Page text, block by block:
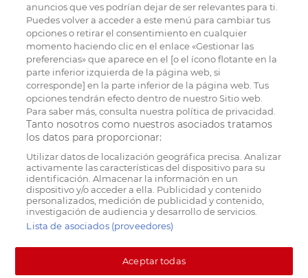
anuncios que ves podrían dejar de ser relevantes para ti.
Puedes volver a acceder a este menú para cambiar tus
opciones o retirar el consentimiento en cualquier
momento haciendo clic en el enlace «Gestionar las
preferencias» que aparece en el [o el ícono flotante en la
parte inferior izquierda de la página web, si
corresponde] en la parte inferior de la página web. Tus
opciones tendrán efecto dentro de nuestro Sitio web.
Para saber más, consulta nuestra política de privacidad.
Tanto nosotros como nuestros asociados tratamos
los datos para proporcionar:
Utilizar datos de localización geográfica precisa. Analizar
activamente las características del dispositivo para su
identificación. Almacenar la información en un
dispositivo y/o acceder a ella. Publicidad y contenido
personalizados, medición de publicidad y contenido,
investigación de audiencia y desarrollo de servicios.
Lista de asociados (proveedores)
Aceptar todas